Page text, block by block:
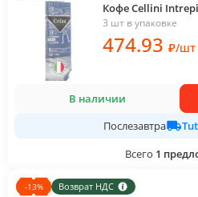
Кофе Cellini
3 шт в упаковке
474.93 ₽/шт
В наличии
Послезавтра
Всего 1
-13% Возврат НДС